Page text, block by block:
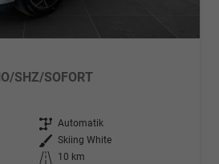
SHZ/SOFORT
Getriebe Automatik
Außenfarbe Skiing White
Kilometerstand 10 km